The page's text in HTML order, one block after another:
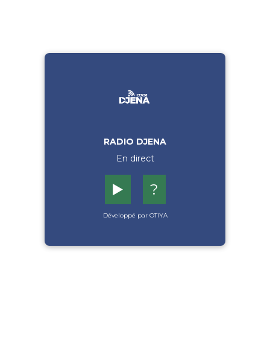
RADIO DJENA
En direct
▶️ ?
Développé par OTIYA